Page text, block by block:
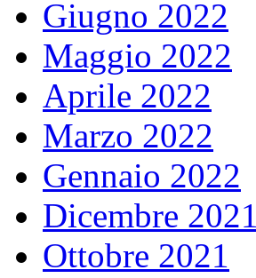
Giugno 2022
Maggio 2022
Aprile 2022
Marzo 2022
Gennaio 2022
Dicembre 2021
Ottobre 2021